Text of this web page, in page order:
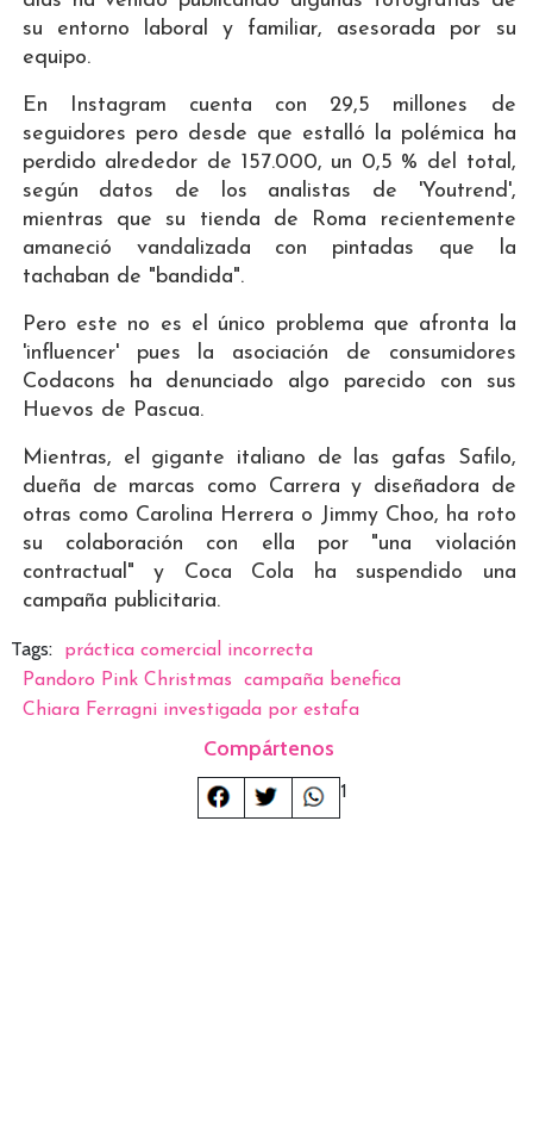
su entorno laboral y familiar, asesorada por su
equipo.
En Instagram cuenta con 29,5 millones de
seguidores pero desde que estalló la polémica ha
perdido alrededor de 157.000, un 0,5 % del total,
según datos de los analistas de 'Youtrend',
mientras que su tienda de Roma recientemente
amaneció vandalizada con pintadas que la
tachaban de "bandida".
Pero este no es el único problema que afronta la
'influencer' pues la asociación de consumidores
Codacons ha denunciado algo parecido con sus
Huevos de Pascua.
Mientras, el gigante italiano de las gafas Safilo,
dueña de marcas como Carrera y diseñadora de
otras como Carolina Herrera o Jimmy Choo, ha roto
su colaboración con ella por "una violación
contractual" y Coca Cola ha suspendido una
campaña publicitaria.
Tags:
práctica comercial incorrecta
Pandoro Pink Christmas
campaña benefica
Chiara Ferragni investigada por estafa
Compártenos
1